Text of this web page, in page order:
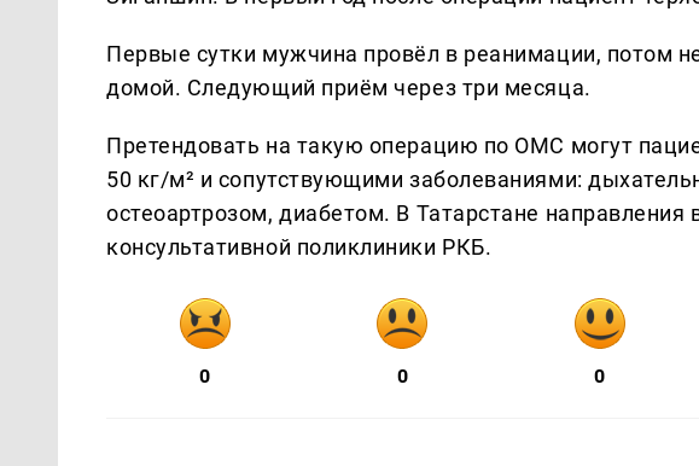
Первые сутки мужчина провёл в реанимации, потом
домой. Следующий приём через три месяца.
Претендовать на такую операцию по ОМС могут
50 кг/м² и сопутствующими заболеваниями:
остеоартрозом, диабетом. В Татарстане
консультативной поликлиники РКБ.
0 0 0